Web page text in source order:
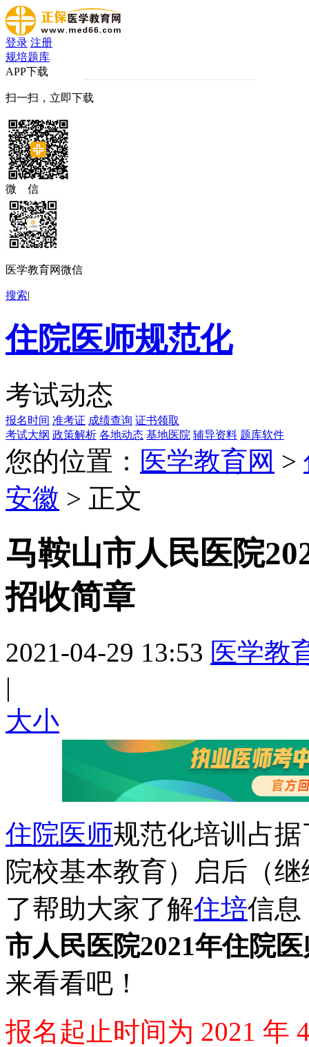
登录 注册
规培题库
APP下载
扫一扫，立即下载
微 信
医学教育网微信
搜索|
住院医师规范化
考试动态
报名时间 准考证 成绩查询 证书领取
考试大纲 政策解析 各地动态 基地医院 辅导资料 题库软件
您的位置： 医学教育网 >
安徽 > 正文
马鞍山市人民医院
招收简章
2021-04-29 13:53 医学教
|
大小
住院医师规范化培训占
院校基本教育）启后（
了帮助大家了解住培信息
市人民医院2021年住院
来看看吧！
报名起止时间为 2021 年